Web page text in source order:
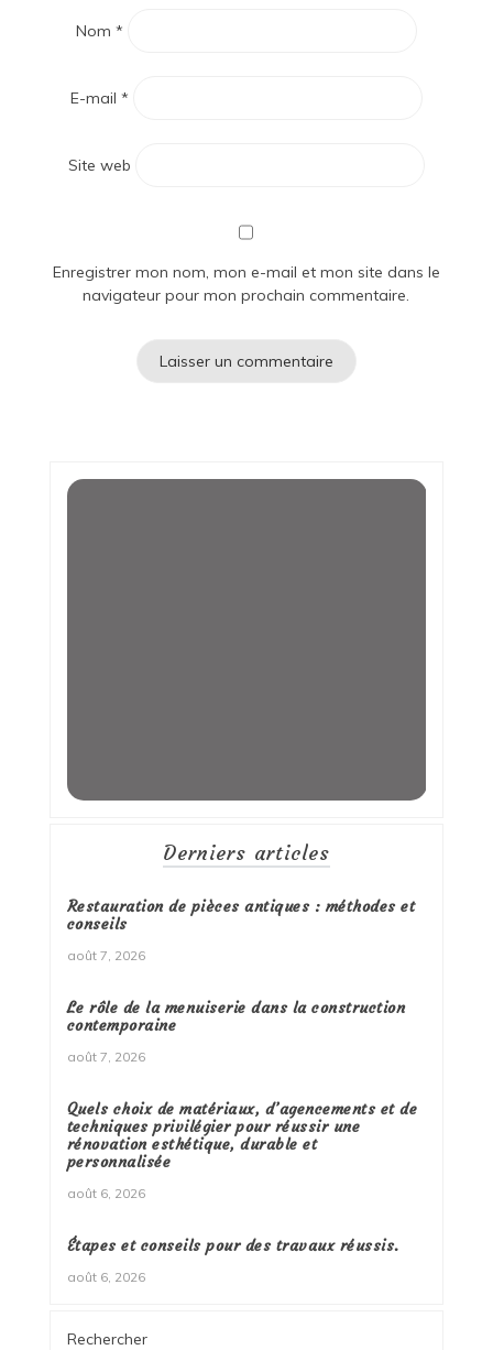
Nom *
E-mail *
Site web
Enregistrer mon nom, mon e-mail et mon site dans le
navigateur pour mon prochain commentaire.
Derniers articles
Restauration de pièces antiques : méthodes et
conseils
août 7, 2026
Le rôle de la menuiserie dans la construction
contemporaine
août 7, 2026
Quels choix de matériaux, d’agencements et de
techniques privilégier pour réussir une
rénovation esthétique, durable et
personnalisée
août 6, 2026
Étapes et conseils pour des travaux réussis.
août 6, 2026
Rechercher